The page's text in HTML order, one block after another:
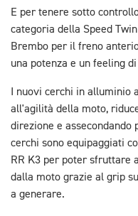
E per tenere sotto
categoria della Speed
Brembo per il freno
una potenza e un feeling
I nuovi cerchi in alluminio
all'agilità della moto,
direzione e assecondando
cerchi sono equipaggiati
RR K3 per poter sfruttare
dalla moto grazie al grip
a generare.